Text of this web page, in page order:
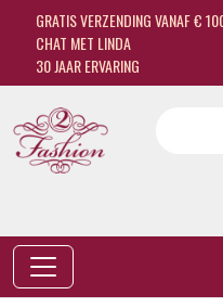
GRATIS VERZENDING VANAF €
CHAT MET LINDA
30 JAAR ERVARING